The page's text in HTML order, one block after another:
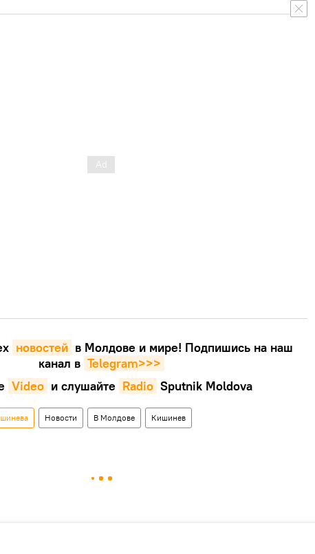
новостей в Молдове и мире! Подпишись на наш
канал в Telegram>>>
Video и слушайте Radio Sputnik Moldova
Новости В Молдове Кишинев